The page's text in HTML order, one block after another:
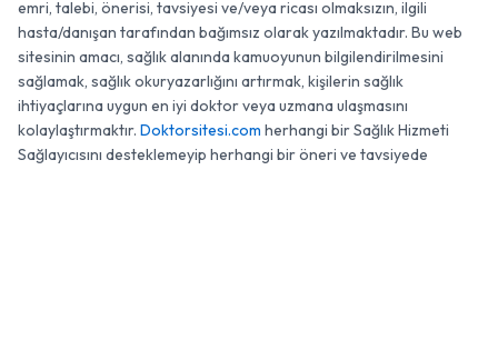
emri, talebi, önerisi, tavsiyesi ve/veya ricası olmaksızın, ilgili
hasta/danışan tarafından bağımsız olarak yazılmaktadır. Bu web
sitesinin amacı, sağlık alanında kamuoyunun bilgilendirilmesini
sağlamak, sağlık okuryazarlığını artırmak, kişilerin sağlık
ihtiyaçlarına uygun en iyi doktor veya uzmana ulaşmasını
kolaylaştırmaktır. Doktorsitesi.com herhangi bir Sağlık Hizmeti
Sağlayıcısını desteklemeyip herhangi bir öneri ve tavsiyede